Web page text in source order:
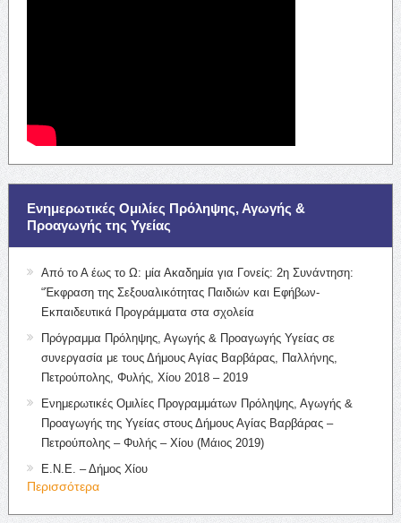
Ενημερωτικές Ομιλίες Πρόληψης, Αγωγής &
Προαγωγής της Υγείας
Από το Α έως το Ω: μία Ακαδημία για Γονείς: 2η Συνάντηση:
“Έκφραση της Σεξουαλικότητας Παιδιών και Εφήβων-
Εκπαιδευτικά Προγράμματα στα σχολεία
Πρόγραμμα Πρόληψης, Αγωγής & Προαγωγής Υγείας σε
συνεργασία με τους Δήμους Αγίας Βαρβάρας, Παλλήνης,
Πετρούπολης, Φυλής, Χίου 2018 – 2019
Ενημερωτικές Ομιλίες Προγραμμάτων Πρόληψης, Αγωγής &
Προαγωγής της Υγείας στους Δήμους Αγίας Βαρβάρας –
Πετρούπολης – Φυλής – Χίου (Μάιος 2019)
Ε.Ν.Ε. – Δήμος Χίου
Περισσότερα